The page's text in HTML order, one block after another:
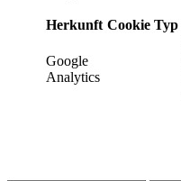
Herkunft Cookie Typ
Google
Analytics